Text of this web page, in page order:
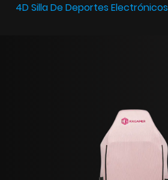
4D Silla De Deportes Electrónicos